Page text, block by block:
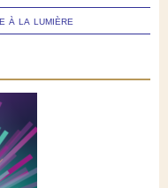
à la lumière